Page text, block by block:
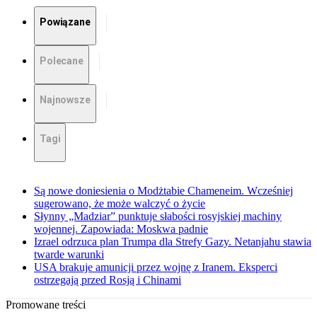
Powiązane
Polecane
Najnowsze
Tagi
Są nowe doniesienia o Modżtabie Chameneim. Wcześniej
sugerowano, że może walczyć o życie
Słynny „Madziar” punktuje słabości rosyjskiej machiny
wojennej. Zapowiada: Moskwa padnie
Izrael odrzuca plan Trumpa dla Strefy Gazy. Netanjahu stawia
twarde warunki
USA brakuje amunicji przez wojnę z Iranem. Eksperci
ostrzegają przed Rosją i Chinami
Promowane treści